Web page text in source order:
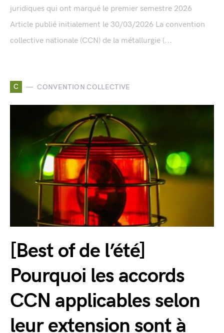
juridiques qui ont marqué le premier semestre 2026
Article publié initialement le 30/03/2026 La convention
collective nationale (CCN) de la métallurgie (...
C CONVENTION COLLECTIVE
[Best of de l’été]
Pourquoi les accords
CCN applicables selon
leur extension sont à